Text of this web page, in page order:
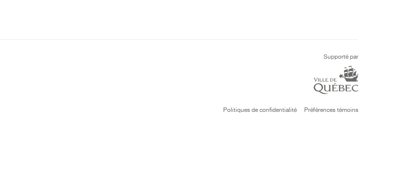
Supporté par
Politiques de confidentialité Préférences témoins